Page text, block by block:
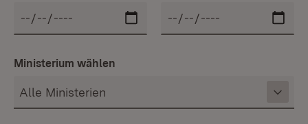
Ministerium wählen